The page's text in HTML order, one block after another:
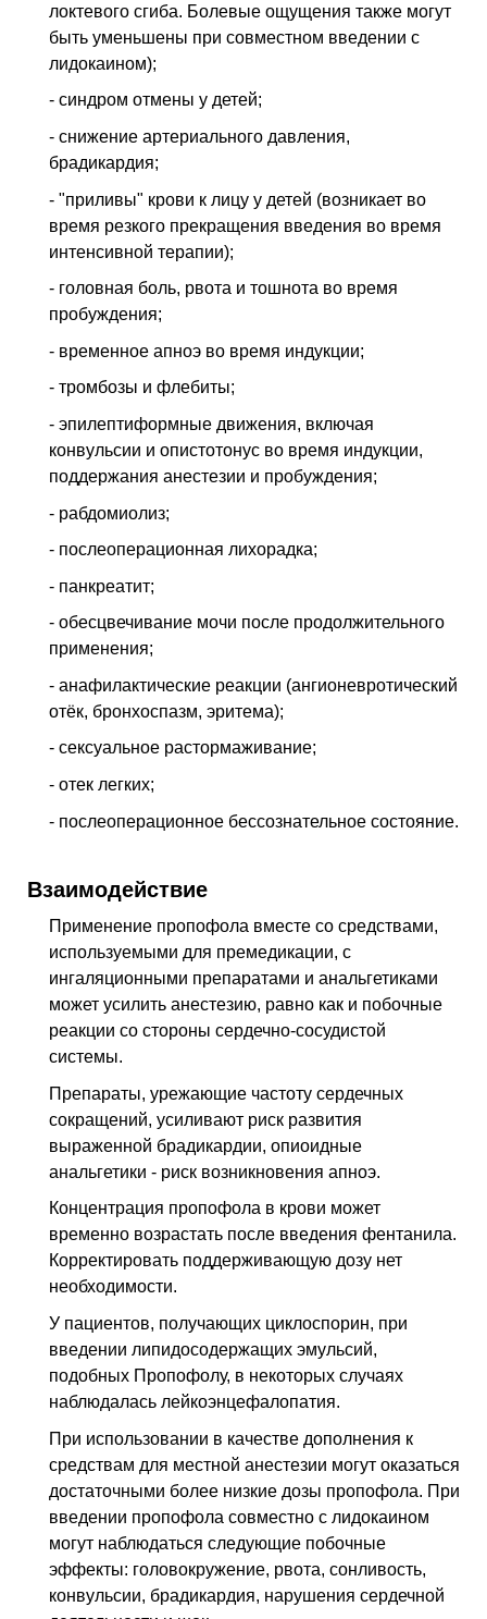
локтевого сгиба. Болевые ощущения также могут
быть уменьшены при совместном введении с
лидокаином);
- синдром отмены у детей;
- снижение артериального давления,
брадикардия;
- "приливы" крови к лицу у детей (возникает во
время резкого прекращения введения во время
интенсивной терапии);
- головная боль, рвота и тошнота во время
пробуждения;
- временное апноэ во время индукции;
- тромбозы и флебиты;
- эпилептиформные движения, включая
конвульсии и опистотонус во время индукции,
поддержания анестезии и пробуждения;
- рабдомиолиз;
- послеоперационная лихорадка;
- панкреатит;
- обесцвечивание мочи после продолжительного
применения;
- анафилактические реакции (ангионевротический
отёк, бронхоспазм, эритема);
- сексуальное растормаживание;
- отек легких;
- послеоперационное бессознательное состояние.
Взаимодействие
Применение пропофола вместе со средствами,
используемыми для премедикации, с
ингаляционными препаратами и анальгетиками
может усилить анестезию, равно как и побочные
реакции со стороны сердечно-сосудистой
системы.
Препараты, урежающие частоту сердечных
сокращений, усиливают риск развития
выраженной брадикардии, опиоидные
анальгетики - риск возникновения апноэ.
Концентрация пропофола в крови может
временно возрастать после введения фентанила.
Корректировать поддерживающую дозу нет
необходимости.
У пациентов, получающих циклоспорин, при
введении липидосодержащих эмульсий,
подобных Пропофолу, в некоторых случаях
наблюдалась лейкоэнцефалопатия.
При использовании в качестве дополнения к
средствам для местной анестезии могут оказаться
достаточными более низкие дозы пропофола. При
введении пропофола совместно с лидокаином
могут наблюдаться следующие побочные
эффекты: головокружение, рвота, сонливость,
конвульсии, брадикардия, нарушения сердечной